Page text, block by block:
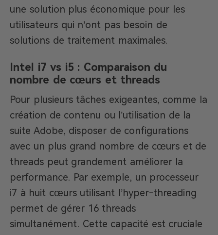
une solution plus économique pour les
utilisateurs qui n’ont pas besoin de
solutions de traitement maximales.
Intel i7 vs i5 : Comparaison du
nombre de cœurs et threads
Pour plusieurs tâches exigeantes, comme la
création de contenu ou l’utilisation de la
suite Adobe, disposer de configurations
avec un plus grand nombre de cœurs et de
threads peut grandement améliorer la
performance. Par exemple, un processeur
i7 à huit cœurs utilisant l’hyper-threading
permet de gérer 16 threads
simultanément. Cette capacité est cruciale